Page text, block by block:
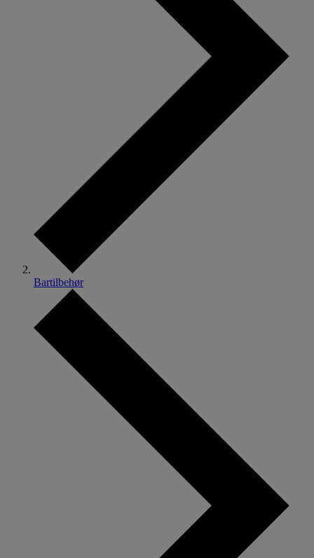
Bartilbehør